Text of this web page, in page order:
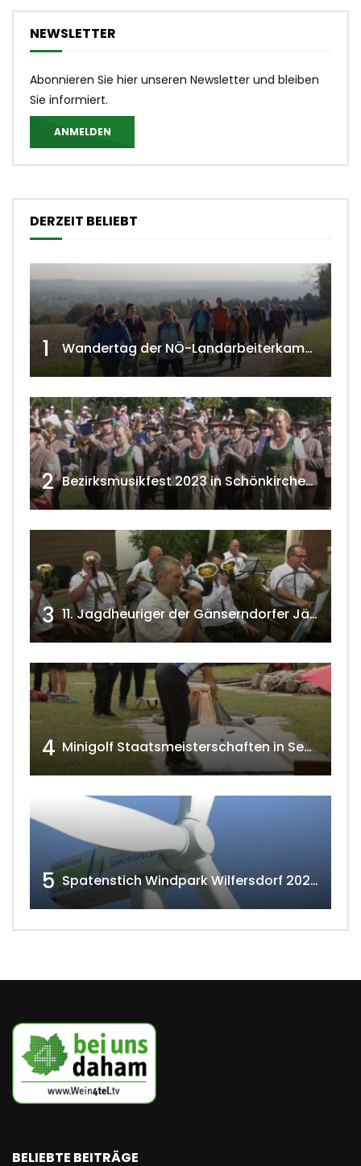
NEWSLETTER
Abonnieren Sie hier unseren Newsletter und bleiben
Sie informiert.
ANMELDEN
DERZEIT BELIEBT
1 Wandertag der NÖ-Landarbeiterkammer in Hollabrunn 2024
2 Bezirksmusikfest 2023 in Schönkirchen-Reyersdorf
3 11. Jagdheuriger der Gänserndorfer Jäger 2020 w4tv166
4 Minigolf Staatsmeisterschaften in Seefeld-Kadolz w4tv174
5 Spatenstich Windpark Wilfersdorf 2023 w4tv177
BELIEBTE BEITRÄGE